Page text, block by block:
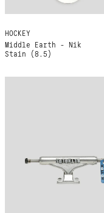
HOCKEY
Middle Earth - Nik
Stain (8.5)
8.5